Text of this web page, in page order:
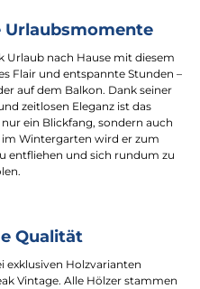
Urlaub nach Hause mit diesem
Flair und entspannte Stunden –
auf dem Balkon. Dank seiner
zeitlosen Eleganz ist das
ein Blickfang, sondern auch
im Wintergarten wird er zum
entfliehen und sich rundum zu
Qualität
exklusiven Holzvarianten
Vintage. Alle Hölzer stammen